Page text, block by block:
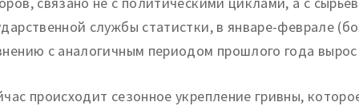
службы статистки, в январе-феврале
с аналогичным периодом прошлого года
происходит сезонное укрепление гривны,